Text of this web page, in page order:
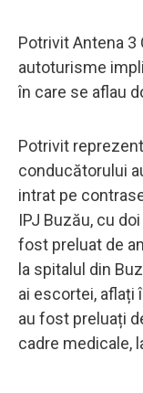
Potrivit Antena 3
autoturisme
în care se aflau
Potrivit
conducătorului
intrat pe
IPJ Buzău, cu
fost preluat de
la spitalul din
ai escortei, aflați
au fost preluați
cadre medicale,